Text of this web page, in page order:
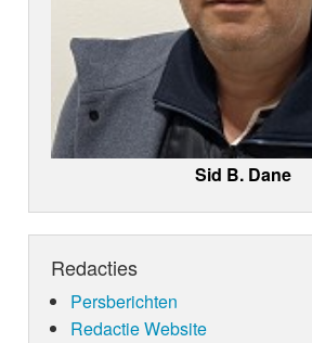
Sid B. Dane
Redacties
Persberichten
Redactie Website